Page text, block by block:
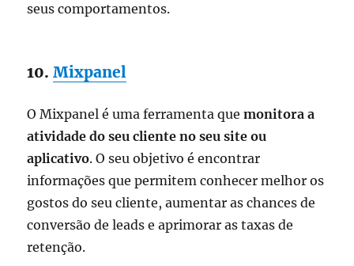
seus comportamentos.
10.Mixpanel
O Mixpanel é uma ferramenta quemonitora a
atividade do seu cliente no seu site ou
aplicativo. O seu objetivo é encontrar
informações que permitem conhecer melhor os
gostos do seu cliente, aumentar as chances de
conversão de leads e aprimorar as taxas de
retenção.